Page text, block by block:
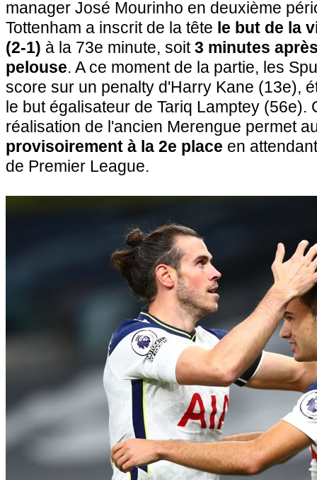
manager José Mourinho en deuxième
Tottenham a inscrit de la tête le but de la
(2-1) à la 73e minute, soit3 minutes
pelouse. A ce moment de la partie, les
score sur un penalty d'Harry Kane (13e),
le but égalisateur de Tariq Lamptey (56e).
réalisation de l'ancien Merengue permet
provisoirement à la 2e place en
de Premier League.